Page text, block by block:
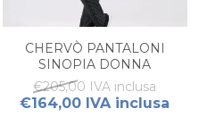
CHERVÒ PANTALONI
SINOPIA DONNA
€205,00 IVA inclusa
€164,00 IVA inclusa